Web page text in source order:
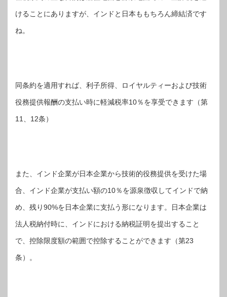
けることにありますが、インドと日本ももちろん締結済です
ね。
同条約を適用すれば、利子所得、ロイヤルティーおよび技術
役務提供報酬の支払い時に軽減税率10％を享受できます（第
11、12条）
また、インド企業が日本企業から技術的役務提供を受けた場
合、インド企業が支払い額の10％を源泉徴収してインドで納
め、残り90%を日本企業に支払う形になります。日本企業は
法人税納付時に、インドにおける納税証明を提出すること
で、控除限度額の範囲で控除することができます（第23
条）。